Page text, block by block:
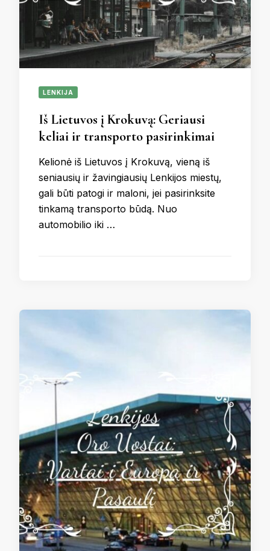
LENKIJA
Iš Lietuvos į Krokuvą: Geriausi
keliai ir transporto pasirinkimai
Kelionė iš Lietuvos į Krokuvą, vieną iš
seniausių ir žavingiausių Lenkijos miestų,
gali būti patogi ir maloni, jei pasirinksite
tinkamą transporto būdą. Nuo
automobilio iki …